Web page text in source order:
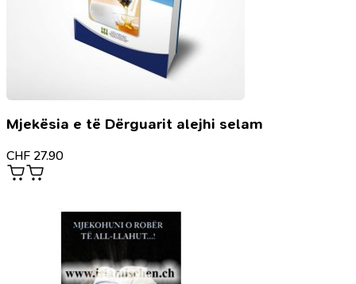
Mjekësia e të Dërguarit alejhi selam
CHF 27.90